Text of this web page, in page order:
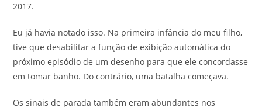
2017.
Eu já havia notado isso. Na primeira infância do meu filho,
tive que desabilitar a função de exibição automática do
próximo episódio de um desenho para que ele concordasse
em tomar banho. Do contrário, uma batalha começava.
Os sinais de parada também eram abundantes nos